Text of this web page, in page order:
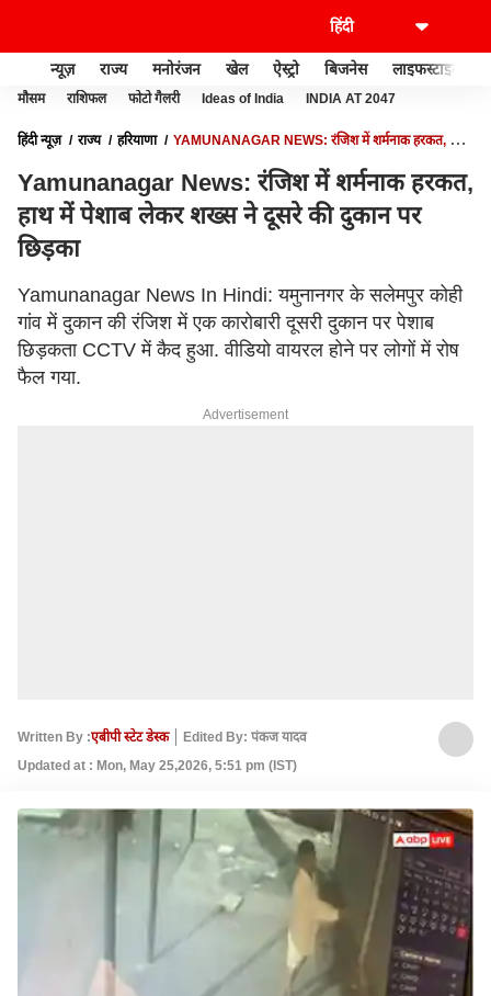
न्यूज़ राज्य मनोरंजन खेल ऐस्ट्रो बिजनेस लाइफस्टाइल
मौसम राशिफल फोटो गैलरी Ideas of India INDIA AT 2047
हिंदी न्यूज़ राज्य हरियाणा
YAMUNANAGAR NEWS: रंजिश में शर्मनाक हरकत, हाथ
Yamunanagar News: रंजिश में शर्मनाक हरकत,
हाथ में पेशाब लेकर शख्स ने दूसरे की दुकान पर
छिड़का
Yamunanagar News In Hindi: यमुनानगर के सलेमपुर कोही
गांव में दुकान की रंजिश में एक कारोबारी दूसरी दुकान पर पेशाब
छिड़कता CCTV में कैद हुआ. वीडियो वायरल होने पर लोगों में रोष
फैल गया.
Advertisement
Written By :एबीपी स्टेट डेस्क
Edited By: पंकज यादव
Updated at : Mon, May 25,2026, 5:51 pm (IST)